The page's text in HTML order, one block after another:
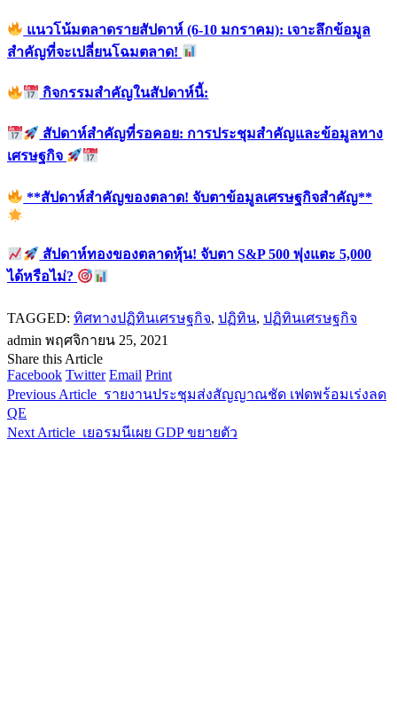
แนวโน้มตลาดรายสัปดาห์ (6-10 มกราคม): เจาะลึกข้อมูล
สำคัญที่จะเปลี่ยนโฉมตลาด!
กิจกรรมสำคัญในสัปดาห์นี้:
สัปดาห์สำคัญที่รอคอย: การประชุมสำคัญและข้อมูลทาง
เศรษฐกิจ
**สัปดาห์สำคัญของตลาด! จับตาข้อมูลเศรษฐกิจสำคัญ**
สัปดาห์ทองของตลาดหุ้น! จับตา S&P 500 พุ่งแตะ 5,000
ได้หรือไม่?
TAGGED: ทิศทางปฏิทินเศรษฐกิจ, ปฏิทิน, ปฏิทินเศรษฐกิจ
admin พฤศจิกายน 25, 2021
Share this Article
Facebook Twitter Email Print
Previous Article รายงานประชุมส่งสัญญาณชัด เฟดพร้อมเร่งลด
QE
Next Article เยอรมนีเผย GDP ขยายตัว